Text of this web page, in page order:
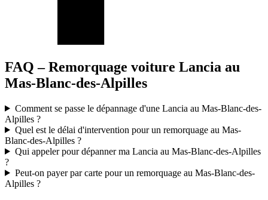
FAQ – Remorquage voiture Lancia au
Mas-Blanc-des-Alpilles
Comment se passe le dépannage d'une Lancia au Mas-Blanc-des-
Alpilles ?
Quel est le délai d'intervention pour un remorquage au Mas-
Blanc-des-Alpilles ?
Qui appeler pour dépanner ma Lancia au Mas-Blanc-des-Alpilles
?
Peut-on payer par carte pour un remorquage au Mas-Blanc-des-
Alpilles ?